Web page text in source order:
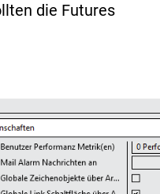
die Futures